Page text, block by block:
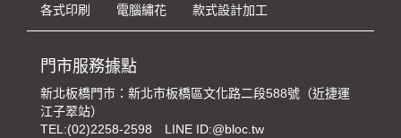
各式印刷 電腦繡花 款式設計加工
門市服務據點
新北板橋門市：新北市板橋區文化路二段588號（近捷運
江子翠站）
TEL:(02)2258-2598
LINE ID:@bloc.tw